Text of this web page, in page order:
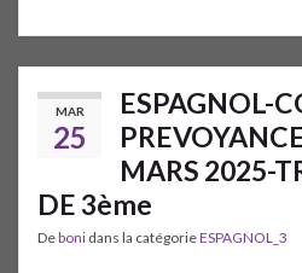
MAR
25
ESPAGNOL-
MARS 2025-
DE 3ème
Deboni dans la catégorieESPAGNOL_3